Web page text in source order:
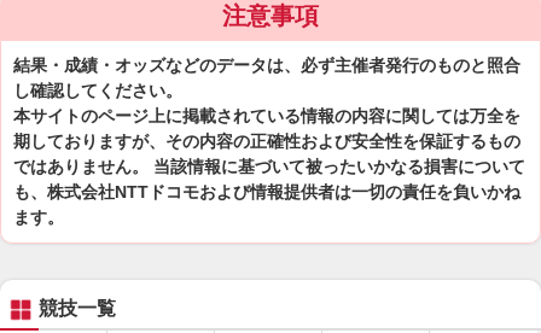
注意事項
結果・成績・オッズなどのデータは、必ず主催者発行のものと照合
し確認してください。
本サイトのページ上に掲載されている情報の内容に関しては万全を
期しておりますが、その内容の正確性および安全性を保証するもの
ではありません。 当該情報に基づいて被ったいかなる損害について
も、株式会社NTTドコモおよび情報提供者は一切の責任を負いかね
ます。
競技一覧